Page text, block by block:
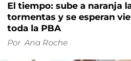
El tiempo: sube a naranja
tormentas y se esperan
toda la PBA
Por Ana Roche